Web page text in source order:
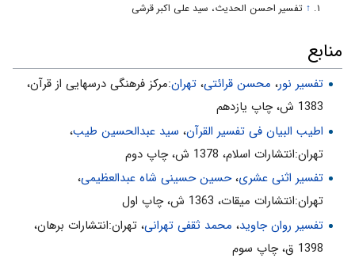
↑ تفسیر احسن الحدیث، سید علی اکبر قرشی
منابع
تفسیر نور، محسن قرائتی، تهران:مركز فرهنگى درسهايى از قرآن،
1383 ش، چاپ يازدهم
اطیب البیان فی تفسیر القرآن‌، سید عبدالحسین طیب،
تهران:انتشارات اسلام‌، 1378 ش‌، چاپ دوم‌
تفسیر اثنی عشری،حسین حسینی شاه عبدالعظیمی،
تهران:انتشارات ميقات، 1363 ش، چاپ اول
تفسیر روان جاوید، محمد ثقفی تهرانی، تهران:انتشارات برهان،
1398 ق، چاپ سوم